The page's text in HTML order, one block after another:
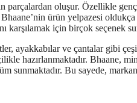
oluşur. Özellikle
ürün yelpazesi
karşılamak için birçok seçenek
ayakkabılar ve çantalar gibi
hazırlanmaktadır. Bhaane,
Bu sayede,